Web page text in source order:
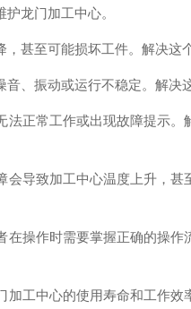
龙门加工中心。
至可能损坏工件。解决这
振动或运行不稳定。解决
常工作或出现故障提示。
致加工中心温度上升，甚
作时需要掌握正确的操作
中心的使用寿命和工作效